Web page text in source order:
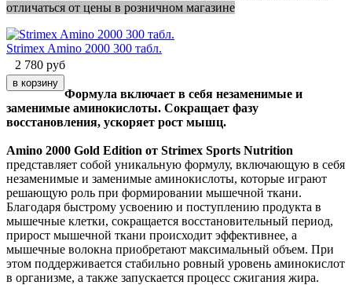
отличаться от цены в розничном магазине
Strimex Amino 2000 300 табл.
2 780 руб
Формула включает в себя незаменимые и
заменимые аминокислоты. Сокращает фазу
восстановления, ускоряет рост мышц.
Amino 2000 Gold Edition от Strimex Sports Nutrition
представляет собой уникальную формулу, включающую в себя
незаменимые и заменимые аминокислоты, которые играют
решающую роль при формировании мышечной ткани.
Благодаря быстрому усвоению и поступлению продукта в
мышечные клетки, сокращается восстановительный период,
прирост мышечной ткани происходит эффективнее, а
мышечные волокна приобретают максимальный объем. При
этом поддерживается стабильно ровный уровень аминокислот
в организме, а также запускается процесс сжигания жира.